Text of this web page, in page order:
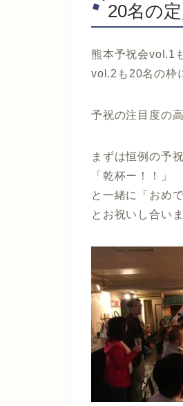
20名の
熊本予祝会vol.1
vol.2も20名の枠
予祝の注目度の
まずは恒例の予
「乾杯ー！！」
と一緒に「おめ
とお祝いし合いま